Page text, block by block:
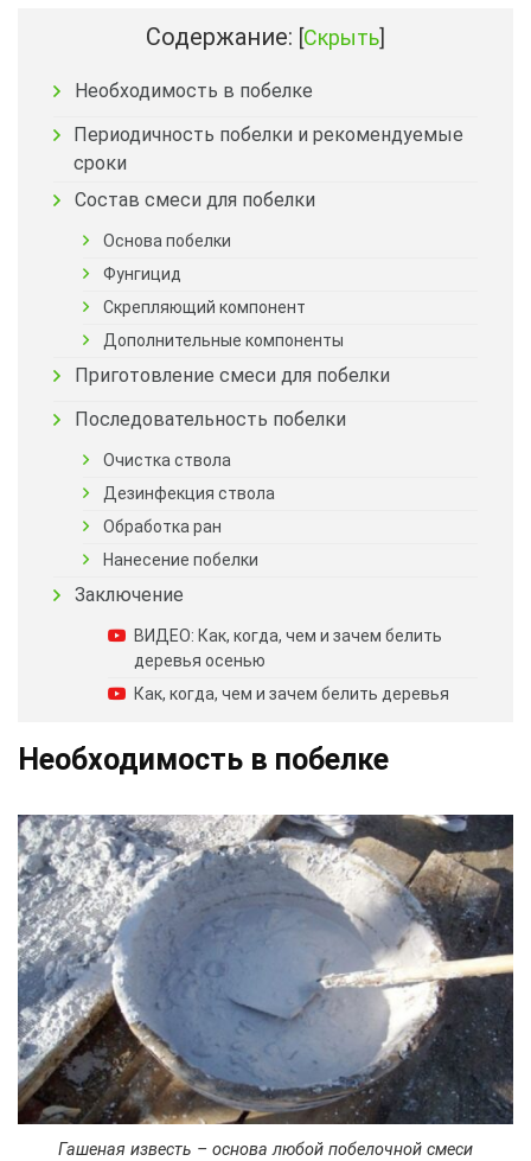
Содержание: [Скрыть]
Необходимость в побелке
Периодичность побелки и рекомендуемые
сроки
Состав смеси для побелки
Основа побелки
Фунгицид
Скрепляющий компонент
Дополнительные компоненты
Приготовление смеси для побелки
Последовательность побелки
Очистка ствола
Дезинфекция ствола
Обработка ран
Нанесение побелки
Заключение
ВИДЕО: Как, когда, чем и зачем белить
деревья осенью
Как, когда, чем и зачем белить деревья
Необходимость в побелке
Гашеная известь – основа любой побелочной смеси